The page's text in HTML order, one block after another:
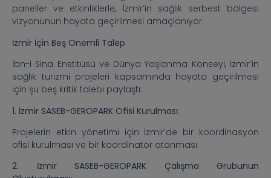
paneller ve etkinliklerle, İzmir’in sağlık serbest bölgesi
vizyonunun hayata geçirilmesi amaçlanıyor.
İzmir İçin Beş Önemli Talep
İbn-i Sina Enstitüsü ve Dünya Yaşlanma Konseyi, İzmir’in
sağlık turizmi projeleri kapsamında hayata geçirilmesi
için şu beş kritik talebi paylaştı:
1. İzmir SASEB-GEROPARK Ofisi Kurulması:
Projelerin etkin yönetimi için İzmir’de bir koordinasyon
ofisi kurulması ve bir koordinatör atanması.
2. İzmir SASEB-GEROPARK Çalışma Grubunun